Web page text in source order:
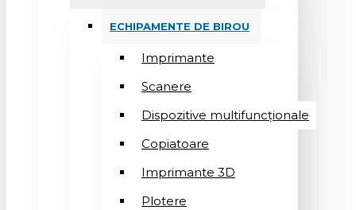
ECHIPAMENTE DE BIROU
Imprimante
Scanere
Dispozitive multifuncționale
Copiatoare
Imprimante 3D
Plotere